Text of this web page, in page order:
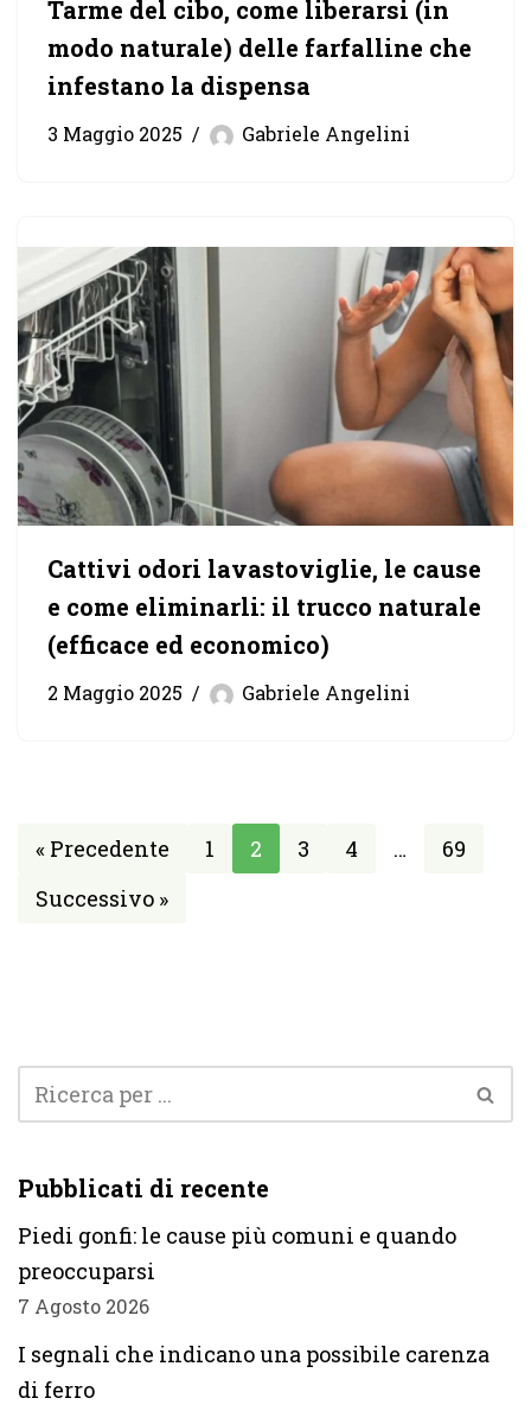
Tarme del cibo, come liberarsi (in
modo naturale) delle farfalline che
infestano la dispensa
3 Maggio 2025 Gabriele Angelini
Cattivi odori lavastoviglie, le cause
e come eliminarli: il trucco naturale
(efficace ed economico)
2 Maggio 2025 Gabriele Angelini
« Precedente 1 2 3 4 …
69
Successivo »
Pubblicati di recente
Piedi gonfi: le cause più comuni e quando
preoccuparsi
7 Agosto 2026
I segnali che indicano una possibile carenza
di ferro